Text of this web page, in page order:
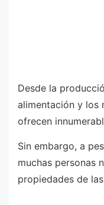
Desde la
alimentación y los
ofrecen
Sin embargo, a
muchas personas
propiedades de